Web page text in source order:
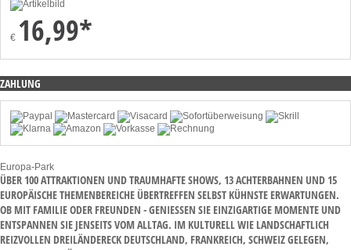
€ 16,99*
ZAHLUNG
Europa-Park
ÜBER 100 ATTRAKTIONEN UND TRAUMHAFTE SHOWS, 13 ACHTERBAHNEN UND 15
EUROPÄISCHE THEMENBEREICHE ÜBERTREFFEN SELBST KÜHNSTE ERWARTUNGEN.
OB MIT FAMILIE ODER FREUNDEN - GENIESSEN SIE EINZIGARTIGE MOMENTE UND E
NTSPANNEN SIE JENSEITS VOM ALLTAG. IM KULTURELL WIE LANDSCHAFTLICH R
EIZVOLLEN DREILÄNDERECK DEUTSCHLAND, FRANKREICH, SCHWEIZ GELEGEN, W